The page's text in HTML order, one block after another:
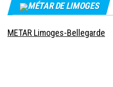
MÉTAR DE LIMOGES
METAR Limoges-Bellegarde